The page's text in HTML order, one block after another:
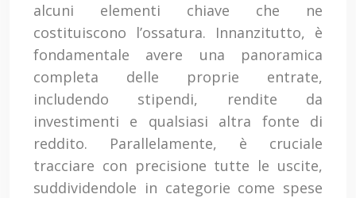
alcuni elementi chiave che ne
costituiscono l’ossatura. Innanzitutto, è
fondamentale avere una panoramica
completa delle proprie entrate,
includendo stipendi, rendite da
investimenti e qualsiasi altra fonte di
reddito. Parallelamente, è cruciale
tracciare con precisione tutte le uscite,
suddividendole in categorie come spese